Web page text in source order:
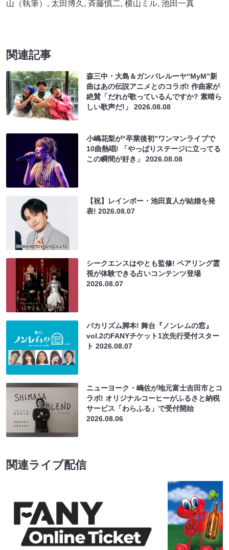
山（執筆） , 太田博久 , 斉藤慎二, 横山ミル, 池田一真
関連記事
森三中・大島＆ガンバレルーヤ“MyM”新
曲はあの伝説アニメとのコラボ! 作曲家が
絶賛「だれが歌っているんですか? 素晴ら
しい歌声だ!」2026.08.08
小嶋花梨が“卒業後初”ワンマンライブで
10曲熱唱! 「やっぱりステージに立ってる
この瞬間が好き」2026.08.08
【祝】レインボー・池田直人が結婚を発
表!2026.08.07
シークエンスはやとも監修! ペアリング霊
視が体験できる占いコンテンツ登場
2026.08.07
バカリズム脚本! 舞台『ノンレムの窓』
vol.2のFANYチケット1次先行受付スター
ト2026.08.07
ニューヨーク・嶋佐が地元富士吉田市とコ
ラボ! オリジナルコーヒーがふるさと納税
サービス「わらふる」で受付開始
2026.08.06
関連ライブ配信